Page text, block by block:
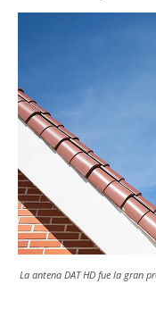
La antena DAT HD fue la gran